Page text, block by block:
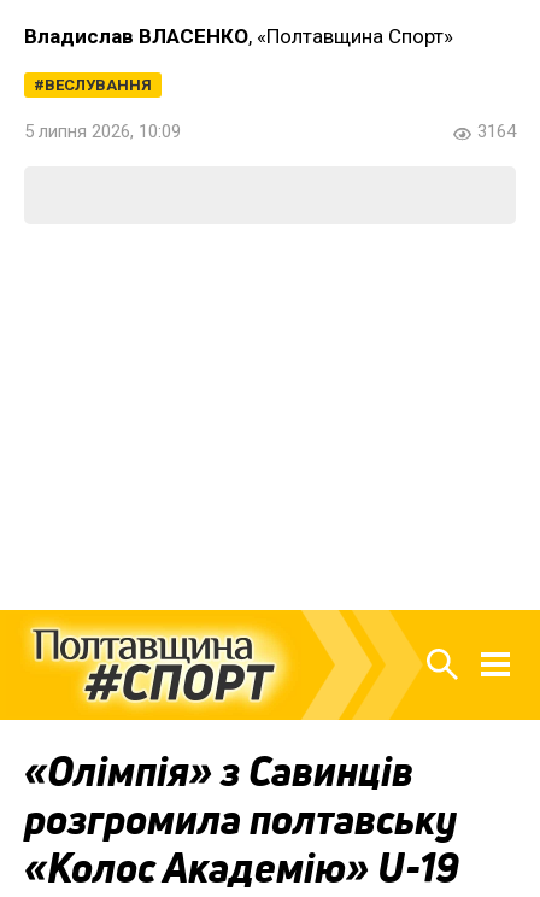
Владислав ВЛАСЕНКО, «Полтавщина Спорт»
ВЕСЛУВАННЯ
5 липня 2026, 10:09 3164
«Олімпія» з Савинців
розгромила полтавську
«Колос Академію» U-19